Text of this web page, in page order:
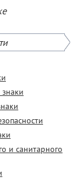
и санитарного